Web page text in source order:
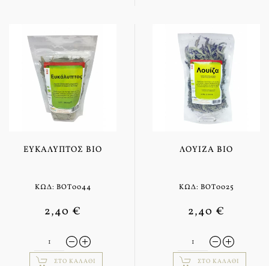
ΕΥΚΆΛΥΠΤΟΣ BIO
ΚΩΔ: BOT0044
2,40 €
ΣΤΟ ΚΑΛΆΘΙ
ΛΟΥΊΖΑ BIO
ΚΩΔ: BOT0025
2,40 €
ΣΤΟ ΚΑΛΆΘΙ